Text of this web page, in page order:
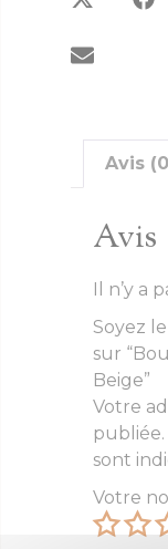
Avis
Avis
Il n’y a
Soyez
sur
Beige”
Votre
publiée.
sont
Votre